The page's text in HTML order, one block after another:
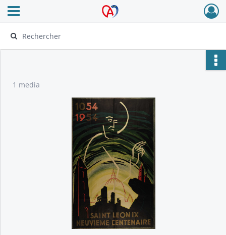
Archives Alsace - Colmar
Ouvrir le menu déroulant
1 media